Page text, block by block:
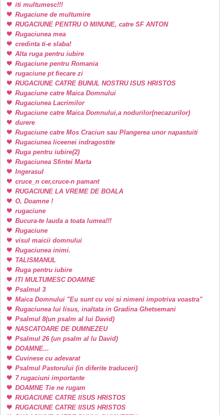
iti multumesc!!!
Rugaciune de multumire
RUGACIUNE PENTRU O MINUNE, catre SF ANTON
Rugaciunea mea
credinta ti-e slaba!
Alta ruga pentru iubire
Rugaciune pentru Romania
rugaciune pt fiecare zi
RUGACIUNE CATRE BUNUL NOSTRU ISUS HRISTOS
Rugaciune catre Maica Domnului
Rugaciunea Lacrimilor
Rugaciune catre Maica Domnului,a nodurilor(necazurilor)
durere
Rugaciune catre Mos Craciun sau Plangerea unor napastuiti
Rugaciunea liceenei indragostite
Ruga pentru iubire(2)
Rugaciunea Sfintei Marta
Ingerasul
cruce_n cer,cruce-n pamant
RUGACIUNE LA VREME DE BOALA
O, Doamne !
rugaciune
Bucura-te lauda a toata lumea!!!
Rugaciune
visul maicii domnului
Rugaciunea inimi.
TALISMANUL
Ruga pentru iubire
ITI MULTUMESC DOAMNE
Psalmul 3
Maica Domnului "Eu sunt cu voi si nimeni impotriva voastra"
Rugaciunea lui Iisus, inaltata in Gradina Ghetsemani
Psalmul 8(un psalm al lui David)
NASCATOARE DE DUMNEZEU
Psalmul 26 (un psalm al lu David)
DOAMNE...
Cuvinese cu adevarat
Psalmul Pastorului (in diferite traduceri)
7 rugaciuni importante
DOAMNE Tie ne rugam
RUGACIUNE CATRE IISUS HRISTOS
RUGACIUNE CATRE IISUS HRISTOS